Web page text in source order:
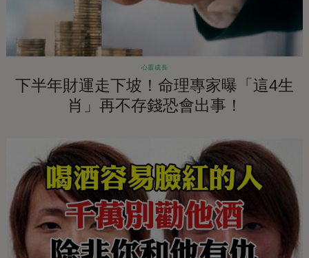
心靈成長
下半年財運走下坡！命理專家曝「這4生
肖」再不存錢恐會出事！